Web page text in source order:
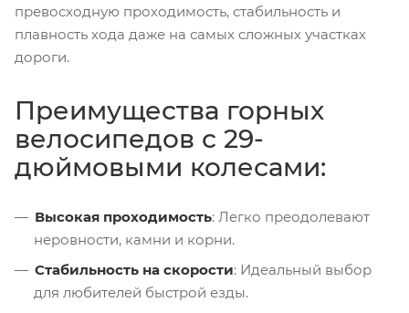
превосходную проходимость, стабильность и
плавность хода даже на самых сложных участках
дороги.
Преимущества горных
велосипедов с 29-
дюймовыми колесами:
Высокая проходимость: Легко преодолевают
неровности, камни и корни.
Стабильность на скорости: Идеальный выбор
для любителей быстрой езды.